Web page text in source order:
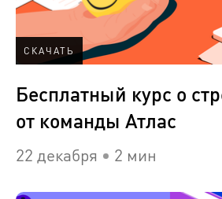
СКАЧАТЬ
Бесплатный курс о
от команды Атлас
22 декабря 2 мин